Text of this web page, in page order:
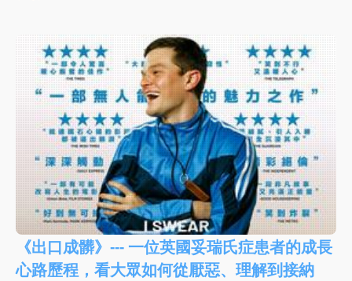
《出口成髒》--- 一位英國妥瑞氏症患者的成長
心路歷程，看大眾如何從厭惡、理解到接納